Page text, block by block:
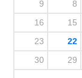
8
9
15
16
22
23
29
30